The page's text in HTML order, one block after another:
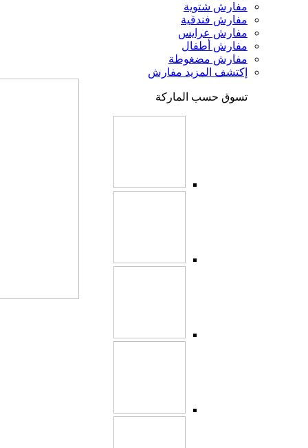
مفارش شتوية
مفارش فندقية
مفارش عرايس
مفارش أطفال
مفارش مضغوطة
إكتشف المزيد مفارش
تسوق حسب الماركة